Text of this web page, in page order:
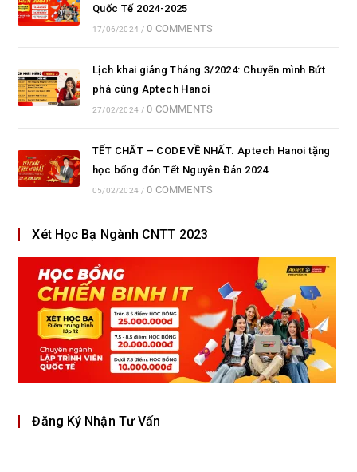
Quốc Tế 2024-2025
17/06/2024 / 0 COMMENTS
Lịch khai giảng Tháng 3/2024: Chuyển mình Bứt
phá cùng Aptech Hanoi
27/02/2024 / 0 COMMENTS
TẾT CHẤT – CODE VỀ NHẤT. Aptech Hanoi tặng
học bổng đón Tết Nguyên Đán 2024
05/02/2024 / 0 COMMENTS
Xét Học Bạ Ngành CNTT 2023
Đăng Ký Nhận Tư Vấn